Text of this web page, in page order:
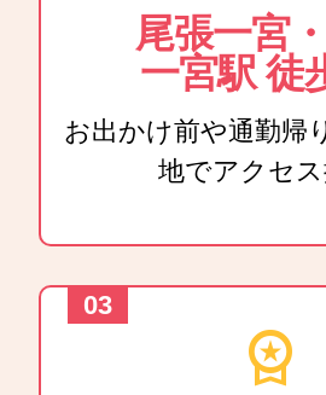
尾張一宮
一宮駅 徒
お出かけ前や通勤帰
地でアクセ
workspace_premium